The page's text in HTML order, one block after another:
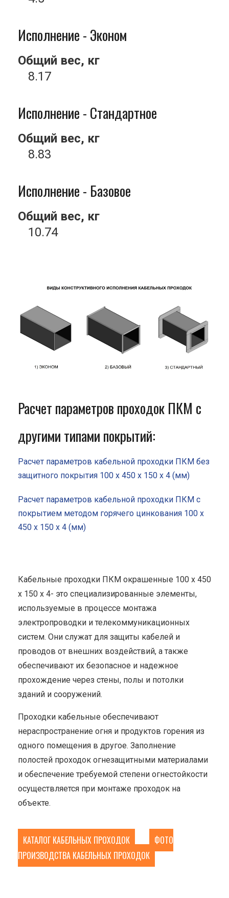
Исполнение - Эконом
Общий вес, кг
8.17
Исполнение - Стандартное
Общий вес, кг
8.83
Исполнение - Базовое
Общий вес, кг
10.74
Расчет параметров проходок ПКМ с
другими типами покрытий:
Расчет параметров кабельной проходки ПКМ без
защитного покрытия 100 x 450 x 150 x 4 (мм)
Расчет параметров кабельной проходки ПКМ с
покрытием методом горячего цинкования 100 x
450 x 150 x 4 (мм)
Кабельные проходки ПКМ окрашенные 100 x 450
x 150 x 4- это специализированные элементы,
используемые в процессе монтажа
электропроводки и телекоммуникационных
систем. Они служат для защиты кабелей и
проводов от внешних воздействий, а также
обеспечивают их безопасное и надежное
прохождение через стены, полы и потолки
зданий и сооружений.
Проходки кабельные обеспечивают
нераспространение огня и продуктов горения из
одного помещения в другое. Заполнение
полостей проходок огнезащитными материалами
и обеспечение требуемой степени огнестойкости
осуществляется при монтаже проходок на
объекте.
КАТАЛОГ КАБЕЛЬНЫХ ПРОХОДОК
ФОТО
ПРОИЗВОДСТВА КАБЕЛЬНЫХ ПРОХОДОК